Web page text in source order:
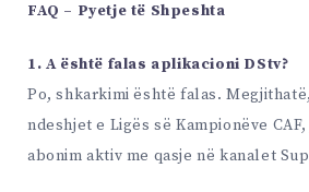
FAQ – Pyetje të Shpeshta
1. A është falas aplikacioni DStv?
Po, shkarkimi është falas.
ndeshjet e Ligës së Kampionëve
abonim aktiv me qasje në kanalet